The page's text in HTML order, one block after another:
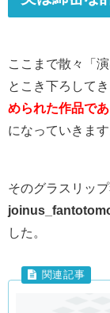
ここまで散々「
とこき下ろしてき
められた作品で
になっていきます
そのグラスリッ
した。